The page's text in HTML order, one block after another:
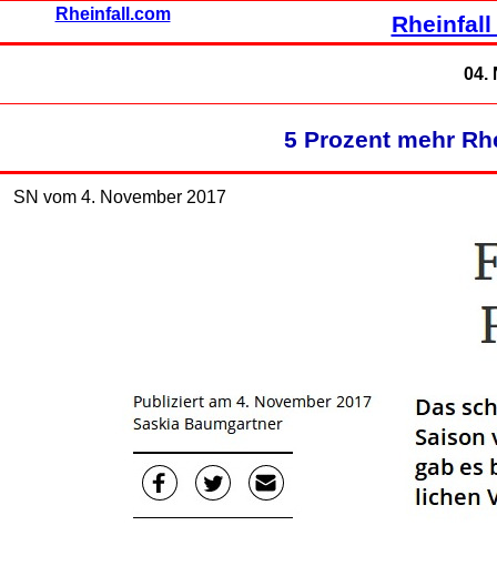
Rheinfall.com
04.
5 Prozent mehr
SN vom 4. November 2017